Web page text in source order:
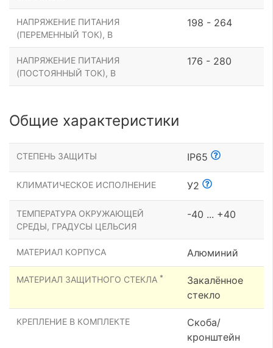
НАПРЯЖЕНИЕ ПИТАНИЯ
(ПЕРЕМЕННЫЙ ТОК), В
198 - 264
НАПРЯЖЕНИЕ ПИТАНИЯ
(ПОСТОЯННЫЙ ТОК), В
176 - 280
Общие характеристики
СТЕПЕНЬ ЗАЩИТЫ IP65
КЛИМАТИЧЕСКОЕ ИСПОЛНЕНИЕ У2
ТЕМПЕРАТУРА ОКРУЖАЮЩЕЙ
СРЕДЫ, ГРАДУСЫ ЦЕЛЬСИЯ
-40 ... +40
МАТЕРИАЛ КОРПУСА Алюминий
МАТЕРИАЛ ЗАЩИТНОГО СТЕКЛА *
Закалённое
стекло
КРЕПЛЕНИЕ В КОМПЛЕКТЕ
Скоба/
кронштейн